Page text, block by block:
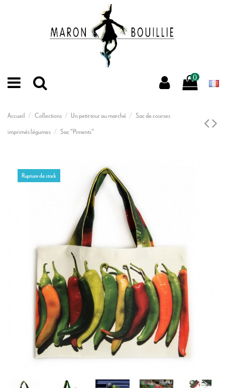
0
Accueil Collections Un petit tour au marché
Sac de courses
imprimés légumes
Sac "Piments"
Rupture de stock